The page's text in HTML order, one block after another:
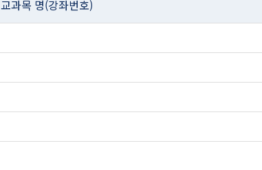
교과목 명(강좌번호)